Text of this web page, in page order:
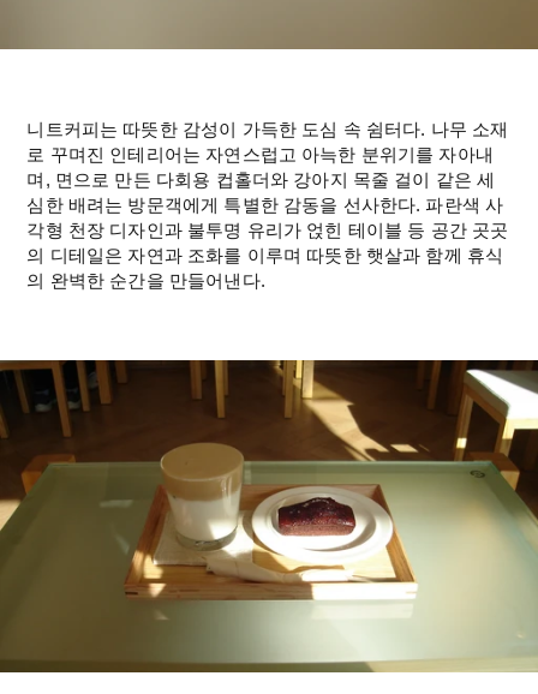
니트커피는 따뜻한 감성이 가득한 도심 속 쉼터다. 나무 소재
로 꾸며진 인테리어는 자연스럽고 아늑한 분위기를 자아내
며, 면으로 만든 다회용 컵홀더와 강아지 목줄 걸이 같은 세
심한 배려는 방문객에게 특별한 감동을 선사한다. 파란색 사
각형 천장 디자인과 불투명 유리가 얹힌 테이블 등 공간 곳곳
의 디테일은 자연과 조화를 이루며 따뜻한 햇살과 함께 휴식
의 완벽한 순간을 만들어낸다.